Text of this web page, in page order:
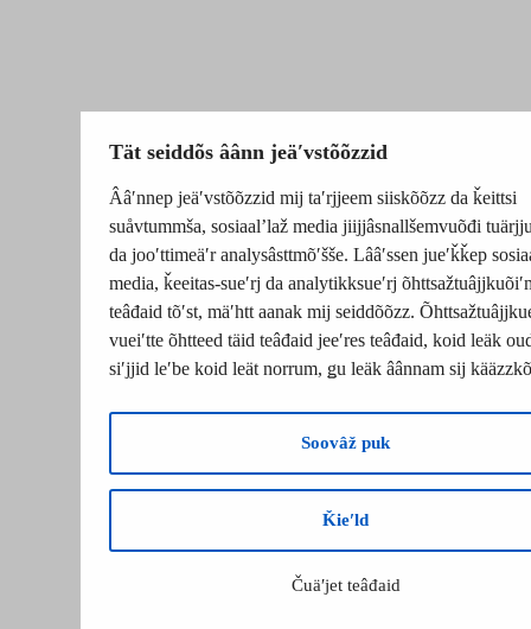
Tät seiddõs âânn jeäʹvstõõzzid
Ââʹnnep jeäʹvstõõzzid mij taʹrjjeem siiskõõzz da ǩeittsi
suåvtummša, sosiaalʼlaž media jiijjâsnallšemvuõđi
da jooʹttimeäʹr analysâsttmõʹšše. Lââʹssen jueʹǩǩep
media, ǩeeitas-sueʹrj da analytikksueʹrj
teâđaid tõʹst, mäʹhtt aanak mij seiddõõzz.
vueiʹtte õhtteed täid teâđaid jeeʹres teâđaid, koid leäk
siʹjjid leʹbe koid leät norrum, ǥu leäk âânnam sij
Soovâž puk
Ǩieʹld
Čuäʹjet teâđaid